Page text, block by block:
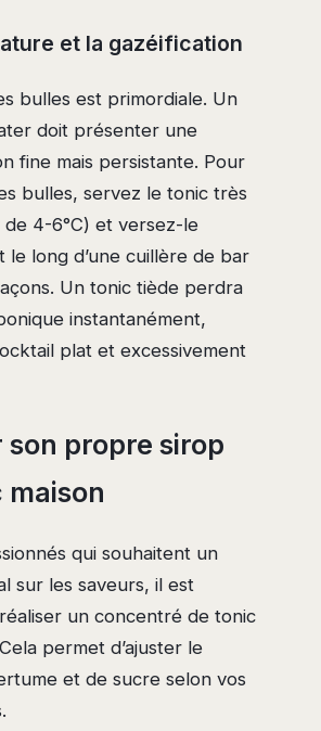
et la gazéification
bulles est primordiale. Un
doit présenter une
fine mais persistante. Pour
bulles, servez le tonic très
4-6°C) et versez-le
le long d’une cuillère de bar
Un tonic tiède perdra
instantanément,
plat et excessivement
son propre sirop
maison
qui souhaitent un
sur les saveurs, il est
un concentré de tonic
permet d’ajuster le
et de sucre selon vos